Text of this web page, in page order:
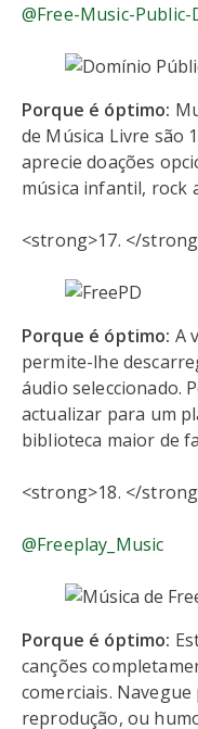
@Free-Music-Public-
Porque é óptimo:
de Música Livre são
aprecie doações
música infantil, rock
<strong>17. </
Porque é óptimo: A
permite-lhe
áudio seleccionado.
actualizar para um
biblioteca maior de
<strong>18. </
@Freeplay_Music
Porque é óptimo:
canções
comerciais.
reprodução, ou